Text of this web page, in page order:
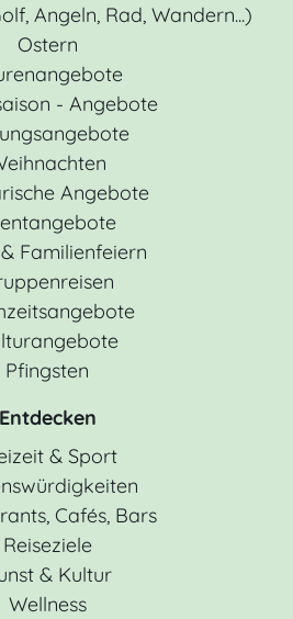
Angeln, Rad, Wandern...)
Ostern
- Angebote
Angebote
Familienfeiern
Pfingsten
Entdecken
& Sport
Cafés, Bars
Reiseziele
& Kultur
Wellness